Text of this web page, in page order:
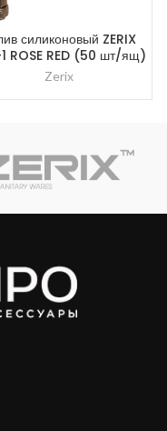
силиконовый ZERIX
1 ROSE RED (50 шт/ящ)
Zerix